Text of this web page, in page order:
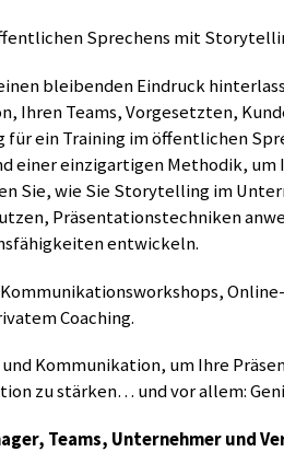
Sprechens mit
bleibenden Eindruck
Ihren Teams, Vorgesetzten,
ein Training im öffentlichen
einer einzigartigen Methodik, um
Sie, wie Sie Storytelling im
Präsentationstechniken
entwickeln.
Coaching.
Kommunikation, um Ihre
zu stärken… und vor allem:
Teams, Unternehmer und